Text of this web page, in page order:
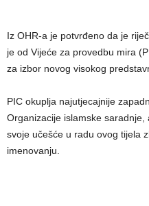
Iz OHR-a je potvrđeno da je
je od Vijeće za provedbu mira
za izbor novog visokog
PIC okuplja najutjecajnije
Organizacije islamske
svoje učešće u radu ovog tijela
imenovanju.